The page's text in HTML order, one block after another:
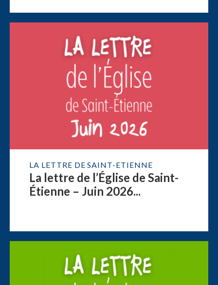
LA LETTRE DE SAINT-ETIENNE
La lettre de l’Église de Saint-
Étienne – Juin 2026...